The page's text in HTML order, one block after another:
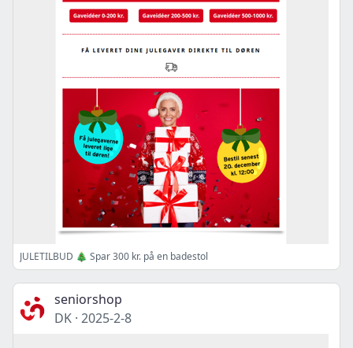
JULETILBUD 🎄 Spar 300 kr. på en badestol
seniorshop
DK · 2025-2-8